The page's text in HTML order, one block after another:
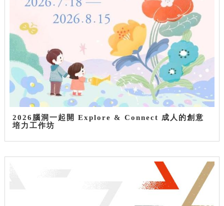
2026腦洞一起開 Explore & Connect 成人的創意
培力工作坊